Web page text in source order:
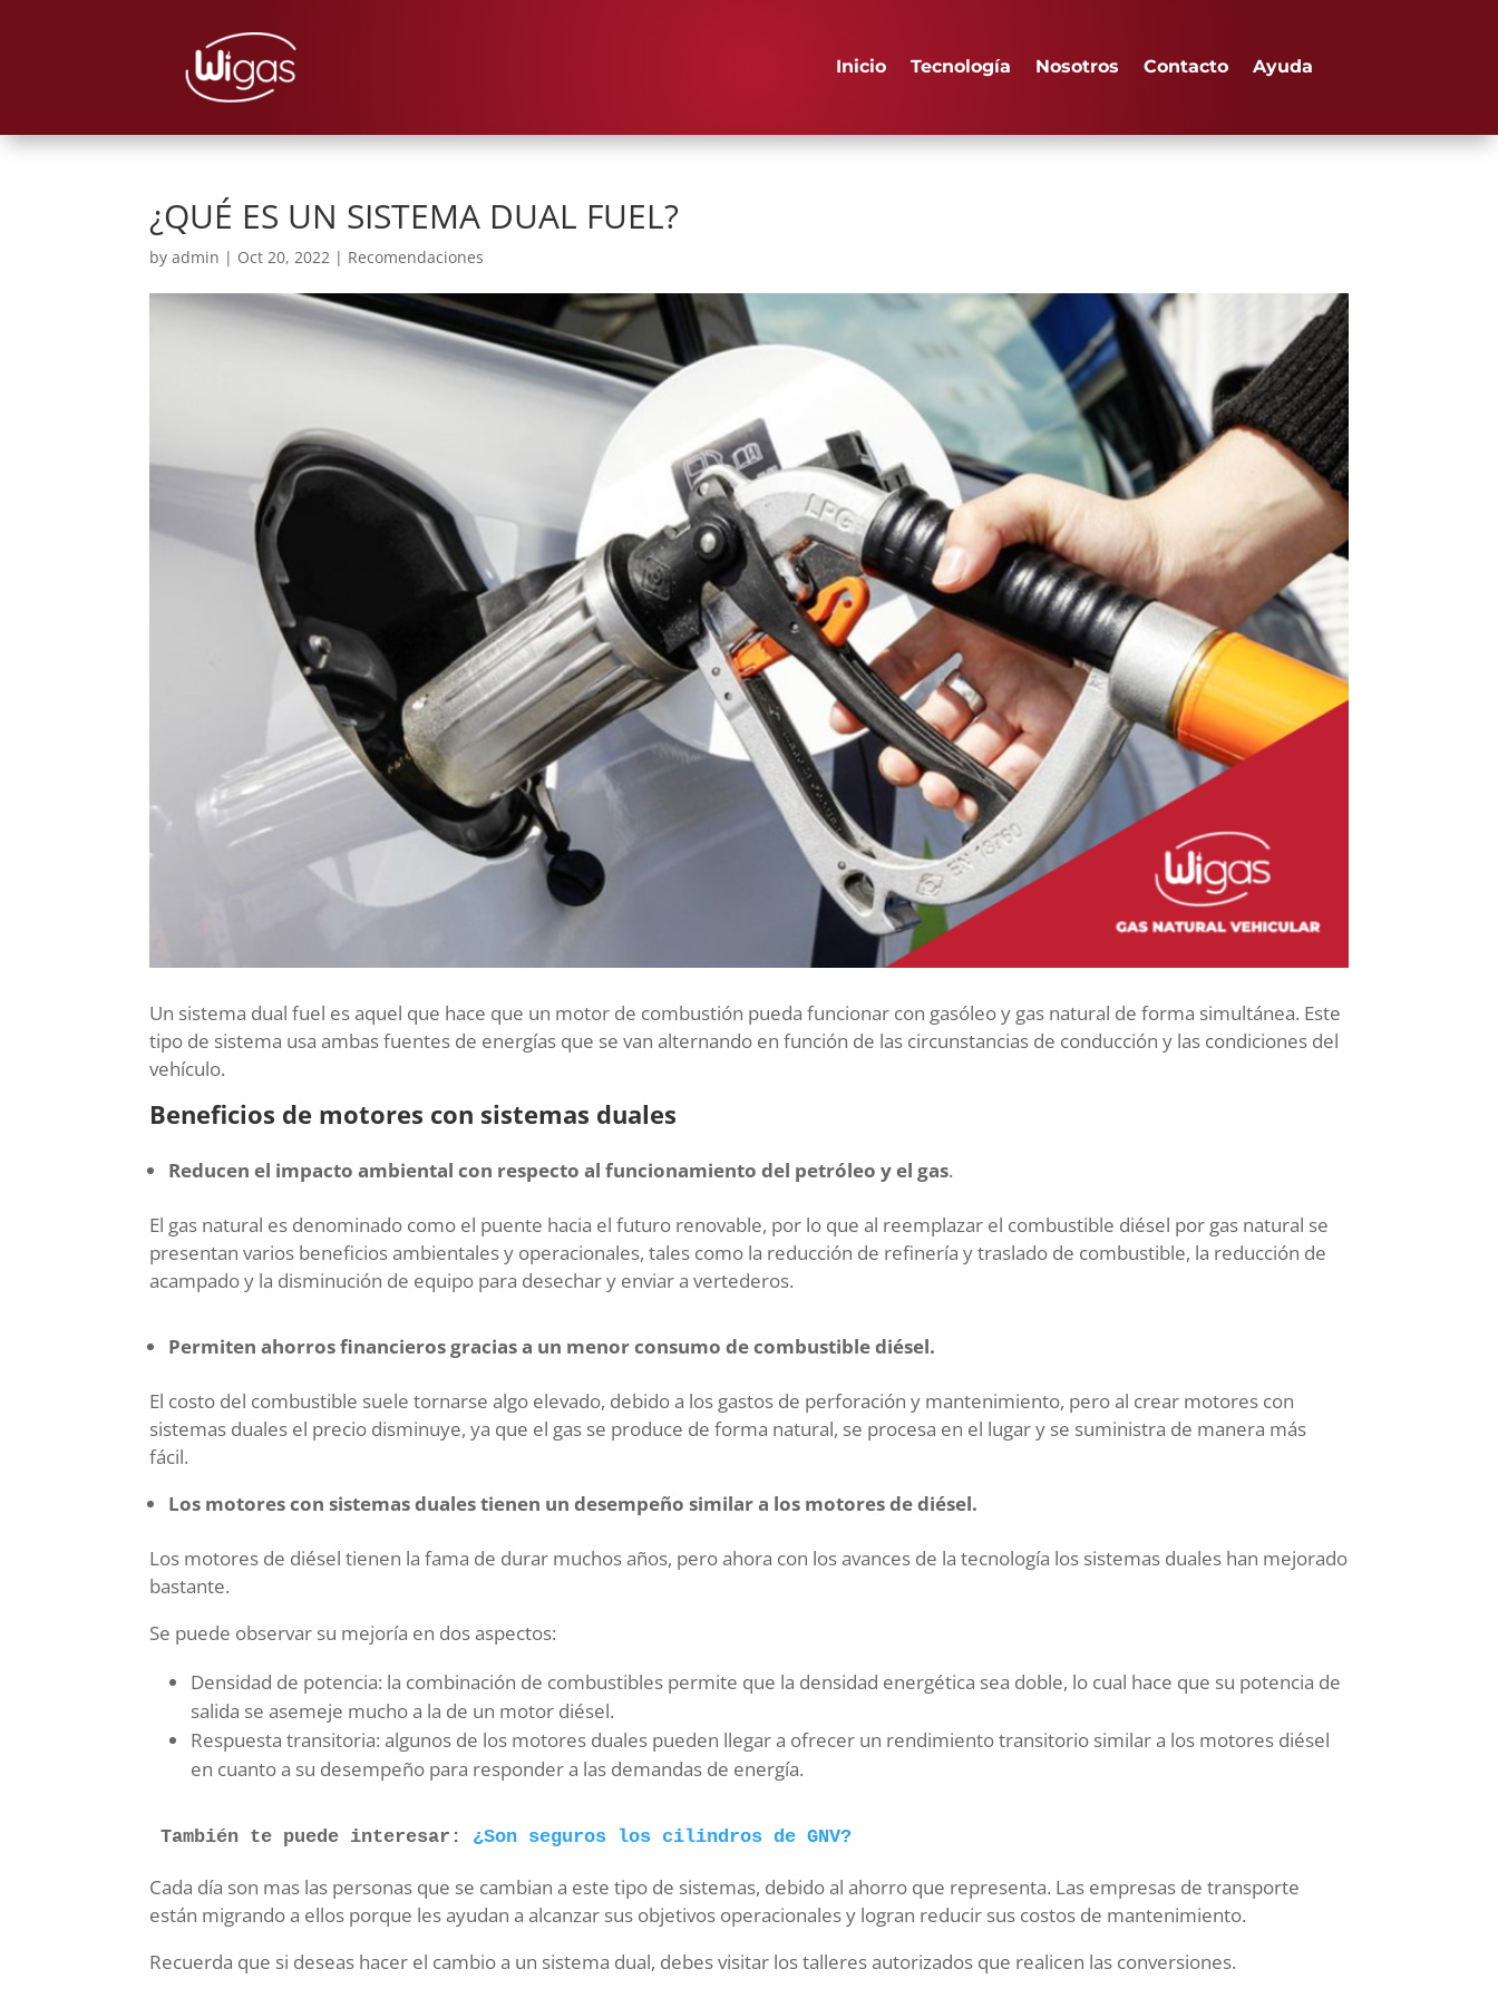
Inicio Tecnología Nosotros Contacto Ayuda
¿QUÉ ES UN SISTEMA DUAL FUEL?
byadmin | Oct 20, 2022 | Recomendaciones
Un sistema dual fuel es aquel que hace que un motor de combustión pueda funcionar con gasóleo y gas natural de forma simultánea. Este
tipo de sistema usa ambas fuentes de energías que se van alternando en función de las circunstancias de conducción y las condiciones del
vehículo.
Beneficios de motores con sistemas duales
Reducen el impacto ambiental con respecto al funcionamiento del petróleo y el gas.
El gas natural es denominado como el puente hacia el futuro renovable, por lo que al reemplazar el combustible diésel por gas natural se
presentan varios beneficios ambientales y operacionales, tales como la reducción de refinería y traslado de combustible, la reducción de
acampado y la disminución de equipo para desechar y enviar a vertederos.
Permiten ahorros financieros gracias a un menor consumo de combustible diésel.
El costo del combustible suele tornarse algo elevado, debido a los gastos de perforación y mantenimiento, pero al crear motores con
sistemas duales el precio disminuye, ya que el gas se produce de forma natural, se procesa en el lugar y se suministra de manera más
fácil.
Los motores con sistemas duales tienen un desempeño similar a los motores de diésel.
Los motores de diésel tienen la fama de durar muchos años, pero ahora con los avances de la tecnología los sistemas duales han mejorado
bastante.
Se puede observar su mejoría en dos aspectos:
Densidad de potencia: la combinación de combustibles permite que la densidad energética sea doble, lo cual hace que su potencia de
salida se asemeje mucho a la de un motor diésel.
Respuesta transitoria: algunos de los motores duales pueden llegar a ofrecer un rendimiento transitorio similar a los motores diésel
en cuanto a su desempeño para responder a las demandas de energía.
También te puede interesar: ¿Son seguros los cilindros de GNV?
Cada día son mas las personas que se cambian a este tipo de sistemas, debido al ahorro que representa. Las empresas de transporte
están migrando a ellos porque les ayudan a alcanzar sus objetivos operacionales y logran reducir sus costos de mantenimiento.
Recuerda que si deseas hacer el cambio a un sistema dual, debes visitar los talleres autorizados que realicen las conversiones.